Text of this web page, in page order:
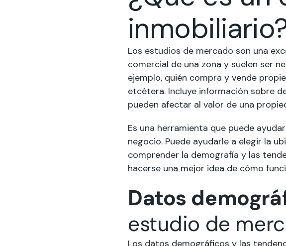
Los estudios de mercado son una
comercial de una zona y suelen ser
ejemplo, quién compra y vende
etcétera. Incluye información sobre
pueden afectar al valor de una
Es una herramienta que puede
negocio. Puede ayudarle a elegir la
comprender la demografía y las
hacerse una mejor idea de cómo
Datos
estudio de
Los datos demográficos y las